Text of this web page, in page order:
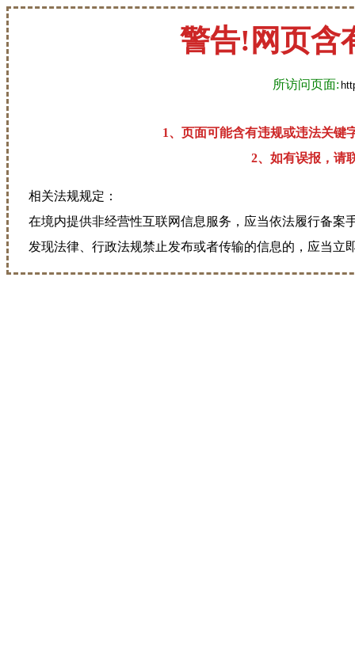
警告!网页含
所访问页面:
1、页面可能含有违规或违法关键
2、如有误报，请
相关法规规定：
在境内提供非经营性互联网信息服务，应当依法履行备案
发现法律、行政法规禁止发布或者传输的信息的，应当